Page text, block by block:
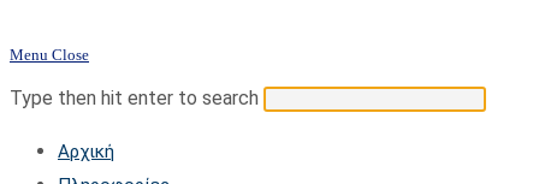
search
Menu Close
Search
website
Type then hit enter to search
Press
Αρχική